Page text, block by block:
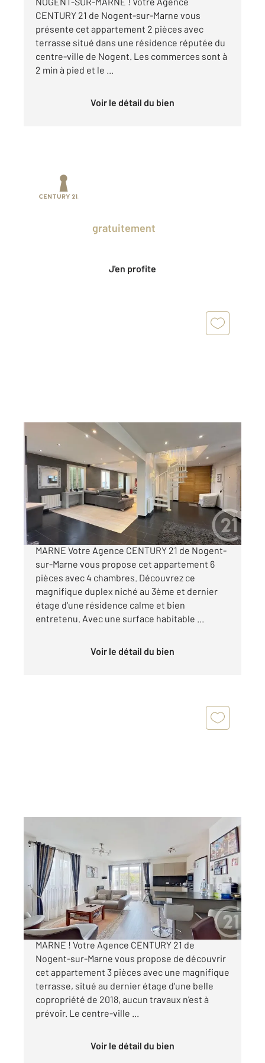
CENTURY 21 de Nogent-sur-Marne vous
présente cet appartement 2 pièces avec
terrasse situé dans une résidence réputée du
centre-ville de Nogent. Les commerces sont à
2 min à pied et le ...
Voir le détail du bien
gratuitement
J'en profite
NOGENT SUR MARNE 94
135,42 m
, 6 pièces
Ref : 1338
Appartement F6 à vendre
799 000 €
APPARTEMENT A VENDRE - NOGENT-SUR-
MARNE Votre Agence CENTURY 21 de Nogent-
sur-Marne vous propose cet appartement 6
pièces avec 4 chambres. Découvrez ce
magnifique duplex niché au 3ème et dernier
étage d'une résidence calme et bien
entretenu. Avec une surface habitable ...
Voir le détail du bien
77,54 m
, 3 pièces
Ref : 1081
Appartement F3 à vendre
578 000 €
APPARTEMENT A VENDRE - NOGENT-SUR-
MARNE ! Votre Agence CENTURY 21 de
Nogent-sur-Marne vous propose de découvrir
cet appartement 3 pièces avec une magnifique
terrasse, situé au dernier étage d'une belle
copropriété de 2018, aucun travaux n'est à
prévoir. Le centre-ville ...
Voir le détail du bien